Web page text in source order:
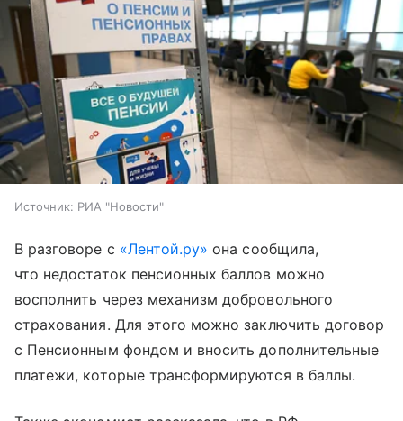
Источник: РИА "Новости"
В разговоре с «Лентой.ру» она сообщила,
что недостаток пенсионных баллов можно
восполнить через механизм добровольного
страхования. Для этого можно заключить договор
с Пенсионным фондом и вносить дополнительные
платежи, которые трансформируются в баллы.